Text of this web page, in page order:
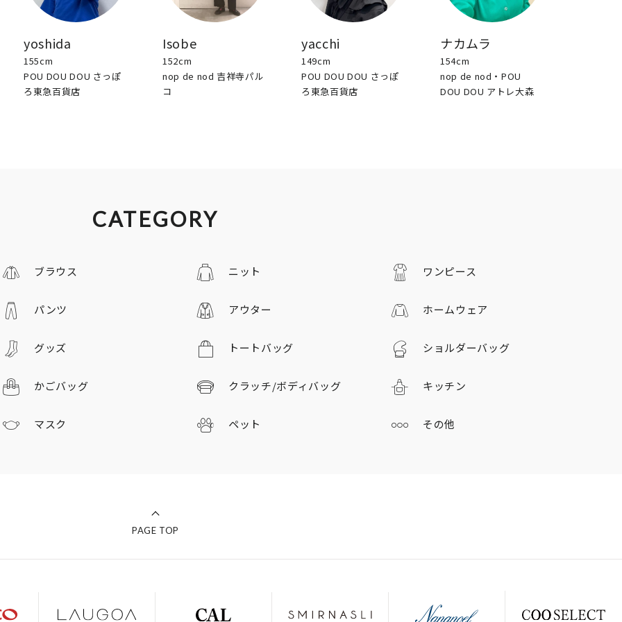
yoshida
155cm
POU DOU DOU さっぽ
ろ東急百貨店
Isobe
152cm
nop de nod 吉祥寺パル
コ
yacchi
149cm
POU DOU DOU さっぽ
ろ東急百貨店
ナカムラ
154cm
nop de nod・POU
DOU DOU アトレ大森
CATEGORY
ブラウス ニット ワンピース
パンツ アウター ホームウェア
グッズ トートバッグ ショルダーバッグ
かごバッグ クラッチ/ボディバッグ キッチン
マスク ペット その他
PAGE TOP